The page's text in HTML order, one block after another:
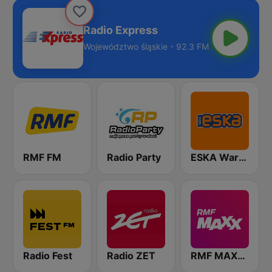
Radio Express
Województwo śląskie - 92.3 FM
RMF FM Radio Party ESKA Warszawa
Radio Fest Radio ZET RMF MAXXX